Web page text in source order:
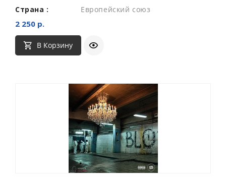
Страна :
Европейский союз
2 250 р.
В Корзину